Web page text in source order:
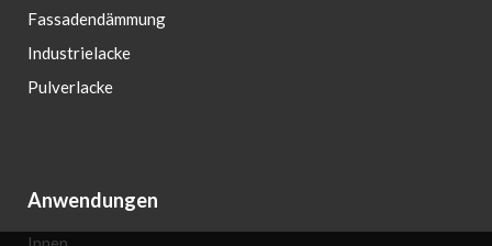
Fassadendämmung
Industrielacke
Pulverlacke
Anwendungen